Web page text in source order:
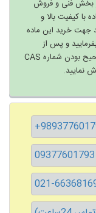
فنی و فروش
بالا و
این ماده
و پس از
دریافت پیش فاکتور و اطمینان حاصل کردن از صحیح بودن شماره CAS
021-